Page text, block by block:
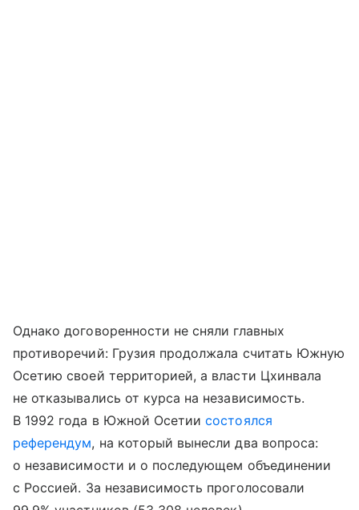
Однако договоренности не сняли главных
противоречий: Грузия продолжала считать Южную
Осетию своей территорией, а власти Цхинвала
не отказывались от курса на независимость.
В 1992 года в Южной Осетиисостоялся
референдум, на который вынесли два вопроса:
о независимости и о последующем объединении
с Россией. За независимость проголосовали